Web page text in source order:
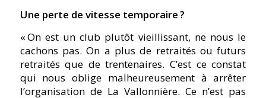
Une perte de vitesse temporaire ?
« On est un club plutôt vieillissant, ne nous le
cachons pas. On a plus de retraités ou futurs
retraités que de trentenaires. C’est ce constat
qui nous oblige malheureusement à arrêter
l’organisation de La Vallonnière. Ce n’est pas